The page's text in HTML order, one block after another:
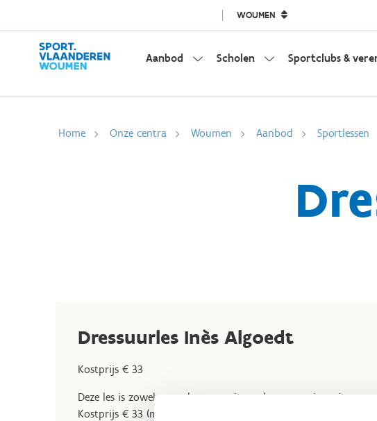
WOUMEN
Aanbod Scholen Sportclubs &
Home Onze centra Woumen Aanbod Sportlessen
Dressuurles Inès Algoedt
Kostprijs € 33
Deze les is zowel voor dressuurruiters als voor springruiters.
Kostprijs € 33 (max 2 deelnemers per uur of 30 min privéles)